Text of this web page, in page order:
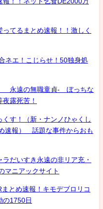
てるまとめ速報！！激しく
ネエ！こじらせ！50独身処
永遠の無職童貞- ぼっちな
露死苦！
す！（新・ナンノひゃくし
速報） 話題な事件からおも
だいすき永遠の非リア充・
マニアックサイト
とめ速報！キモデブロリコ
の1750日